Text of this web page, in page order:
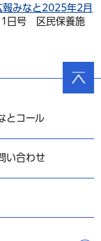
報みなと2025年2月
1日号 区民保養施
とコール
い合わせ
ページ
の先頭